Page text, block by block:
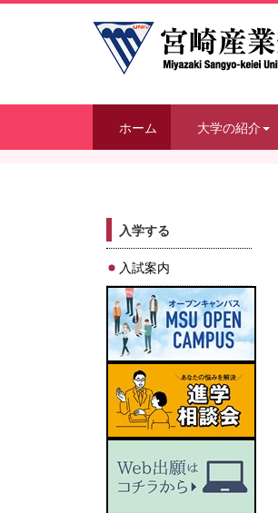
ホーム 大学の紹介
入学する
入試案内